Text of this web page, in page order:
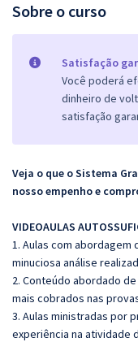
Sobre o curso
Satisfação
Você poderá
dinheiro de
satisfação
Veja o que o Sistema
nosso empenho e
VIDEOAULAS
1. Aulas com
minuciosa análise
2. Conteúdo abordado
mais cobrados nas
3. Aulas ministradas por
experiência na atividade